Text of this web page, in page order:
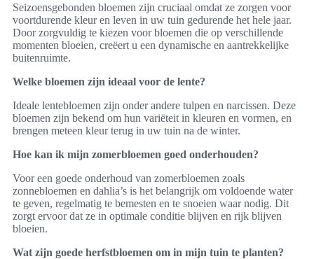
Seizoensgebonden bloemen zijn cruciaal omdat ze zorgen voor
voortdurende kleur en leven in uw tuin gedurende het hele jaar.
Door zorgvuldig te kiezen voor bloemen die op verschillende
momenten bloeien, creëert u een dynamische en aantrekkelijke
buitenruimte.
Welke bloemen zijn ideaal voor de lente?
Ideale lentebloemen zijn onder andere tulpen en narcissen. Deze
bloemen zijn bekend om hun variëteit in kleuren en vormen, en
brengen meteen kleur terug in uw tuin na de winter.
Hoe kan ik mijn zomerbloemen goed onderhouden?
Voor een goede onderhoud van zomerbloemen zoals
zonnebloemen en dahlia’s is het belangrijk om voldoende water
te geven, regelmatig te bemesten en te snoeien waar nodig. Dit
zorgt ervoor dat ze in optimale conditie blijven en rijk blijven
bloeien.
Wat zijn goede herfstbloemen om in mijn tuin te planten?